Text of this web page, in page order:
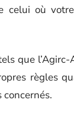
celui où
que
règles